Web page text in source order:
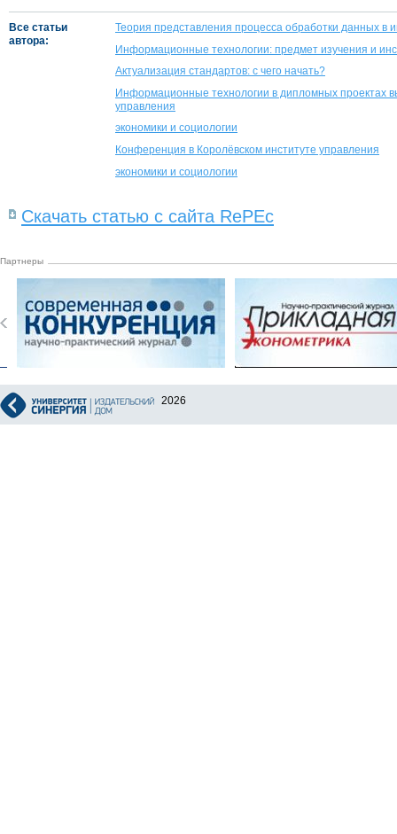
Все статьи
автора:
Теория представления процесса обработки данных в
Информационные технологии: предмет изучения и
Актуализация стандартов: с чего начать?
Информационные технологии в дипломных проектах
управления
экономики и социологии
Конференция в Королёвском институте управления
экономики и социологии
Скачать статью с сайта RePEc
Партнеры
2026